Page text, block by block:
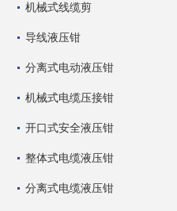
机械式线缆剪
导线液压钳
分离式电动液压钳
机械式电缆压接钳
开口式安全液压钳
整体式电缆液压钳
分离式电缆液压钳